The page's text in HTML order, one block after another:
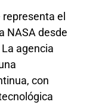
el
NASA desde
agencia
con